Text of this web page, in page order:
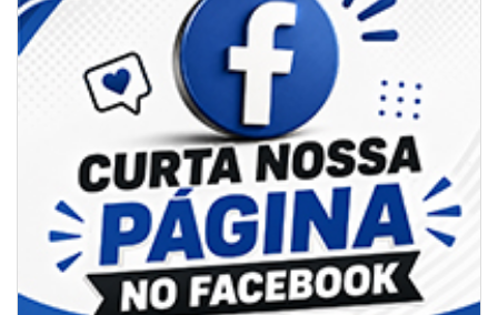
08/08/2026 | 07:00
Limpeza de valas e ribeirões avança no interior de Itajaí
ITAJAÍ